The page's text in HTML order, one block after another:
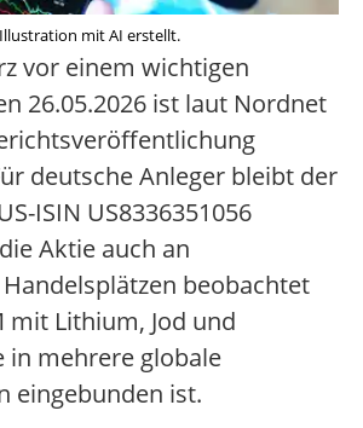
Illustration mit AI erstellt.
vor einem wichtigen
26.05.2026 ist laut Nordnet
deutsche Anleger bleibt der
ISIN US8336351056
Aktie auch an
beobachtet
mit Lithium, Jod und
in mehrere globale
eingebunden ist.